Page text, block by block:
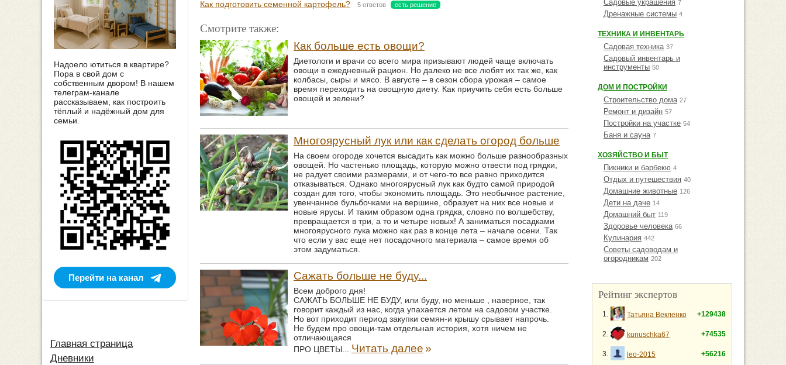
Как подготовить семенной картофель? 5 ответов есть решение
Смотрите также:
Как больше есть овощи?
Диетологи и врачи со всего мира призывают людей чаще включать
овощи в ежедневный рацион. Но далеко не все любят их так же, как
колбасы, сыры и мясо. В августе – в сезон сбора урожая – самое
время переходить на овощную диету. Как приучить себя есть больше
овощей и зелени?
Многоярусный лук или как сделать огород больше
На своем огороде хочется высадить как можно больше разнообразных
овощей. Но частенько площадь, которую можно отвести под грядки,
не радует своими размерами, и от чего-то все равно приходится
отказываться. Однако многоярусный лук как будто самой природой
создан для того, чтобы экономить площадь. Это необычное растение,
увенчанное бульбочками на вершине, образует на них все новые и
новые ярусы. И таким образом одна грядка, словно по волшебству,
превращается в три, а то и четыре новых! А заниматься посадками
многоярусного лука можно как раз в конце лета – начале осени. Так
что если у вас еще нет посадочного материала – самое время об
этом задуматься.
Сажать больше не буду...
Всем доброго дня!
САЖАТЬ БОЛЬШЕ НЕ БУДУ, или буду, но меньше , наверное, так
говорит каждый из нас, когда упахается летом на садовом участке.
Но вот приходит период закупки семян-и крышу срывает напрочь.
Не будем про овощи-там отдельная история, хотя ничем не
отличающаяся
ПРО ЦВЕТЫ... Читать далее»
Садовые украшения 7
Дренажные системы 4
ТЕХНИКА И ИНВЕНТАРЬ
Садовая техника 37
Садовый инвентарь и
инструменты 50
ДОМ И ПОСТРОЙКИ
Строительство дома 27
Ремонт и дизайн 57
Постройки на участке 54
Баня и сауна 7
ХОЗЯЙСТВО И БЫТ
Пикники и барбекю 4
Отдых и путешествия 40
Домашние животные 126
Дети на даче 14
Домашний быт 119
Здоровье человека 66
Кулинария 442
Советы садоводам и
огородникам 202
Рейтинг экспертов
1. Татьяна Векленко +129438
2. kunuschka67 +74535
3. leo-2015 +56216
Надоело ютиться в квартире?
Пора в свой дом с
собственным двором! В нашем
телеграм-канале
рассказываем, как построить
тёплый и надёжный дом для
семьи.
Перейти на канал
Главная страница
Дневники